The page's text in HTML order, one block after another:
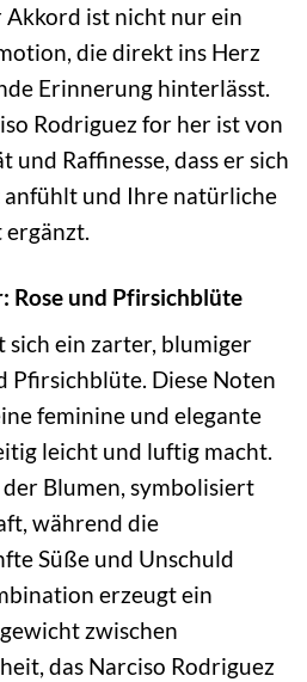
ist nicht nur ein
die direkt ins Herz
Erinnerung hinterlässt.
Rodriguez for her ist von
und Raffinesse, dass er sich
und Ihre natürliche
Rose und Pfirsichblüte
sich ein zarter, blumiger
Pfirsichblüte. Diese Noten
feminine und elegante
leicht und luftig macht.
der Blumen, symbolisiert
während die
Süße und Unschuld
erzeugt ein
zwischen
das Narciso Rodriguez